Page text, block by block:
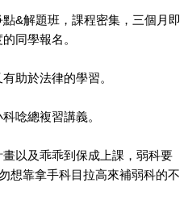
&解題班，課程密集，三個月即
同學報名。
助於法律的學習。
唸總複習講義。
以及乖乖到保成上課，弱科要
想靠拿手科目拉高來補弱科的不